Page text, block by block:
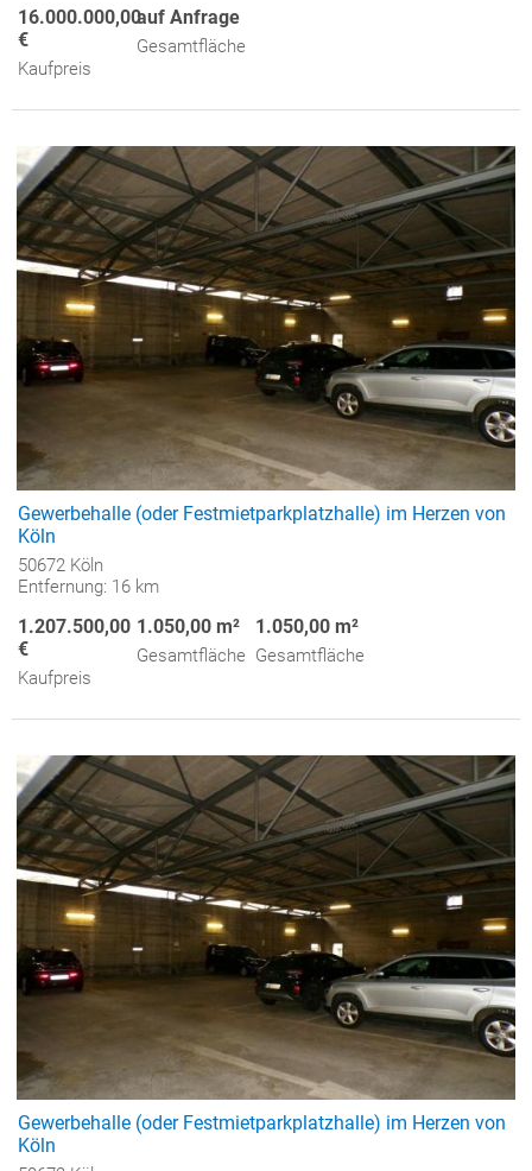
16.000.000,00
€
Kaufpreis
auf Anfrage
Gesamtfläche
Gewerbehalle (oder Festmietparkplatzhalle) im Herzen von
Köln
50672 Köln
Entfernung: 16 km
1.207.500,00
€
Kaufpreis
1.050,00 m²
Gesamtfläche
1.050,00 m²
Gesamtfläche
Gewerbehalle (oder Festmietparkplatzhalle) im Herzen von
Köln